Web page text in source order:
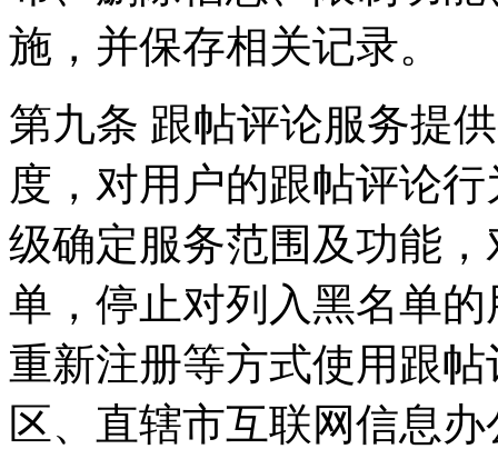
施，并保存相关记录。
第九条 跟帖评论服务提
度，对用户的跟帖评论
级确定服务范围及功能
单，停止对列入黑名单
重新注册等方式使用跟
区、直辖市互联网信息